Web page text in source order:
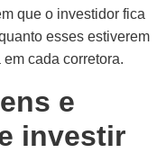
que o investidor fica
esses estiverem
cada corretora.
e
investir